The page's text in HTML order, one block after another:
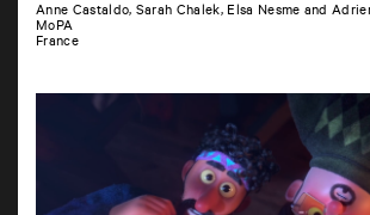
Anne Castaldo, Sarah Chalek, Elsa Nesme and
MoPA
France